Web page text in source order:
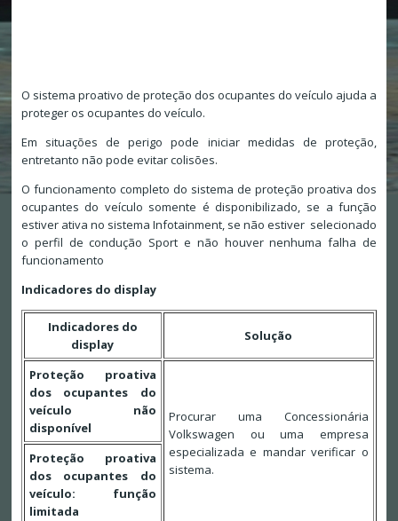
O sistema proativo de proteção dos ocupantes do veículo ajuda a
proteger os ocupantes do veículo.
Em situações de perigo pode iniciar medidas de proteção,
entretanto não pode evitar colisões.
O funcionamento completo do sistema de proteção proativa dos
ocupantes do veículo somente é disponibilizado, se a função
estiver ativa no sistema Infotainment, se não estiver selecionado
o perfil de condução Sport e não houver nenhuma falha de
funcionamento
Indicadores do display
Indicadores do
display
Solução
Proteção proativa
dos ocupantes do
veículo não
disponível
Procurar uma Concessionária
Volkswagen ou uma empresa
especializada e mandar verificar o
sistema.
Proteção proativa
dos ocupantes do
veículo: função
limitada